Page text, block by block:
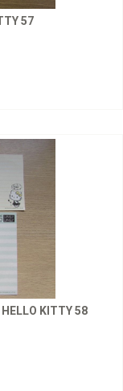
57
HELLO KITTY 58